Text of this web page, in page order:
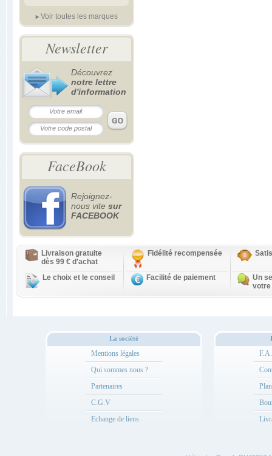
Voir toutes les marques
Newsletter
Découvrez
notre lettre
d'information
FaceBook
Rejoignez-
nous vite sur
FACEBOOK
Livraison gratuite
dès 99 € d'achat
Fidélité recompensée
Le choix et le conseil Facilité de paiement
Un
votre
La société
Mentions légales
Qui sommes nous ?
Partenaires
C.G.V
Echange de liens